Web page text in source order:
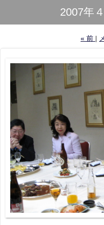
2007年
« 前